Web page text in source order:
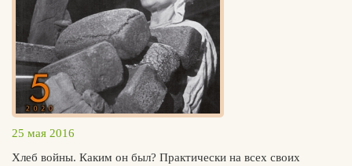
25 мая 2016
Хлеб войны. Каким он был? Практически на всех своих